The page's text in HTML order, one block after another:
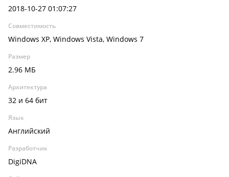
2018-10-27 01:07:27
Совместимость
Windows XP, Windows Vista, Windows 7
Размер
2.96 МБ
Архитектура
32 и 64 бит
Язык
Английский
Разработчик
DigiDNA